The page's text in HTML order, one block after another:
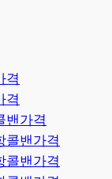
격
격
밴가격
밴가격
밴가격